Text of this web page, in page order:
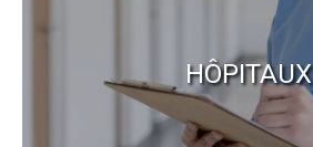
HÔPITAUX